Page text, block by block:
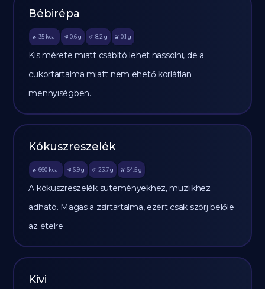
Bébirépa
🔥 35 kcal 🥩 0.6 g 🥔 8.2 g 🫒 0.1 g
Kis mérete miatt csábító lehet nassolni, de a
cukortartalma miatt nem ehető korlátlan
mennyiségben.
Kókuszreszelék
🔥 660 kcal 🥩 6.9 g 🥔 23.7g 🫒 64.5 g
A kókuszreszelék süteményekhez, müzlikhez
adható. Magas a zsírtartalma, ezért csak szórj belőle
az ételre.
Kivi